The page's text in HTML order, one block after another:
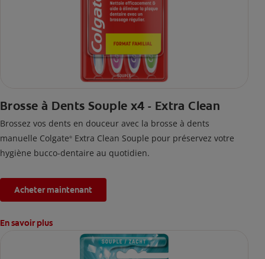
Brosse à Dents Souple x4 - Extra Clean
Brossez vos dents en douceur avec la brosse à dents
manuelle Colgate® Extra Clean Souple pour préservez votre
hygiène bucco-dentaire au quotidien.
Acheter maintenant
En savoir plus